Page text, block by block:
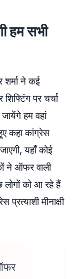
हम सभी
शर्मा ने कई
पर चर्चा
हम वहां
कहा कांग्रेस
यहाँ कोई
ने ऑफर वाली
लोगों को आ रहे हैं
मीनाक्षी